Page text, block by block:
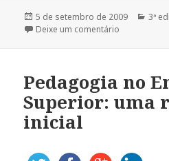
Publicado
em
5 de setembro de 2009 3ª
Deixe um comentário
Pedagogia no
Superior: uma
inicial